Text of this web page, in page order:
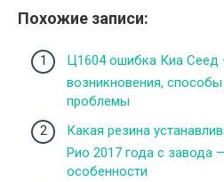
Похожие записи:
Ц1604 ошибка Киа Сеед
возникновения,
проблемы
Какая резина
Рио 2017 года с завода
особенности